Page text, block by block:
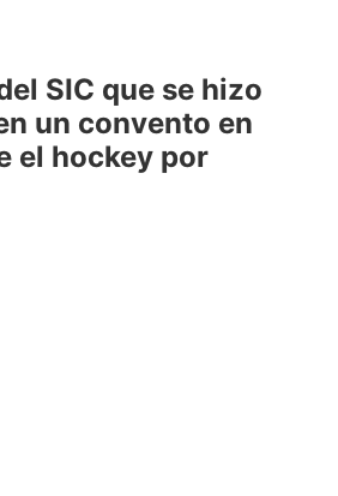
SIC que se hizo
un convento en
el hockey por